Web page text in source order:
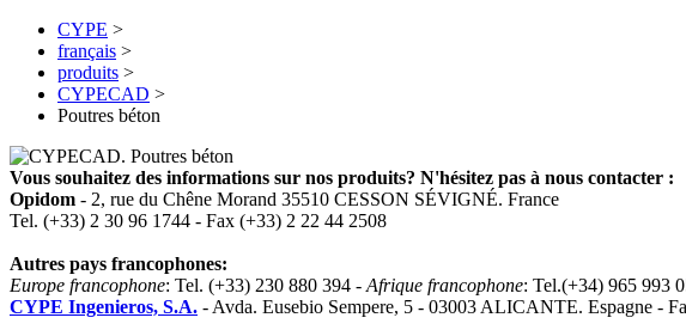
CYPE >
français >
produits >
CYPECAD >
Poutres béton
Vous souhaitez des informations sur nos produits? N'hésitez pas à nous contacter :
Opidom - 2, rue du Chêne Morand 35510 CESSON SÉVIGNÉ. France
Tel. (+33) 2 30 96 1744 - Fax (+33) 2 22 44 2508
Autres pays francophones:
Europe francophone: Tel. (+33) 230 880 394 - Afrique francophone: Tel.(+34) 965 993
CYPE Ingenieros, S.A. - Avda. Eusebio Sempere, 5 - 03003 ALICANTE. Espagne -